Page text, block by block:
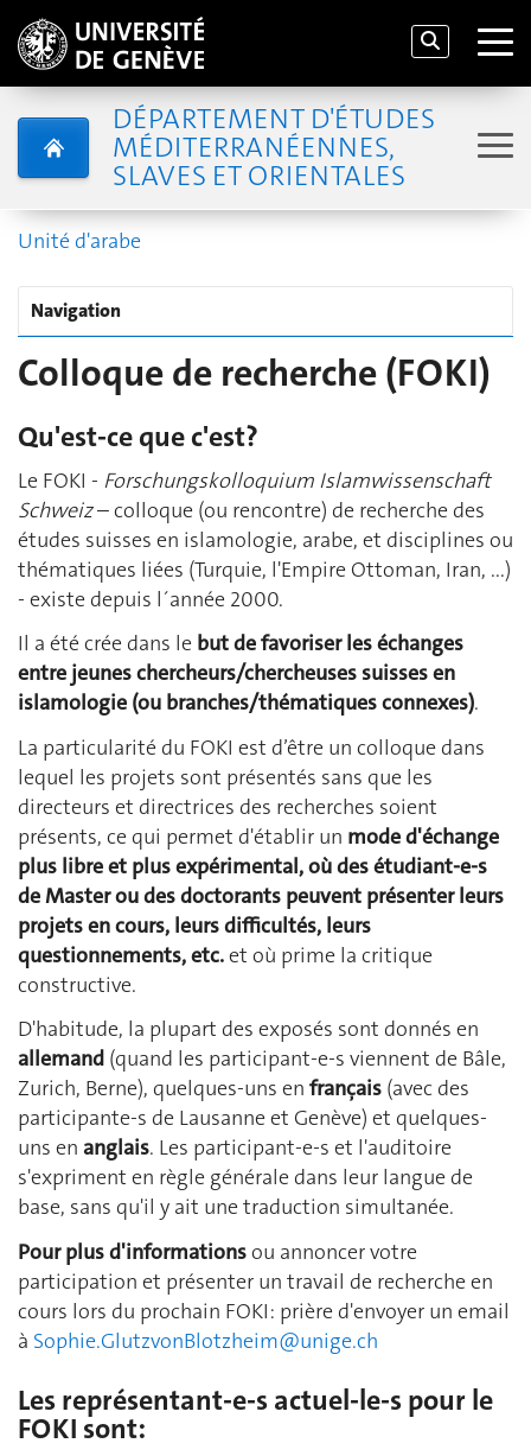
DÉPARTEMENT D'ÉTUDES
MÉDITERRANÉENNES,
SLAVES ET ORIENTALES
Unité d'arabe
Navigation
Colloque de recherche (FOKI)
Qu'est-ce que c'est?
Le FOKI - Forschungskolloquium Islamwissenschaft
Schweiz– colloque (ou rencontre) de recherche des
études suisses en islamologie, arabe, et disciplines ou
thématiques liées (Turquie, l'Empire Ottoman, Iran, ...)
- existe depuis l´année 2000.
Il a été crée dans le but de favoriser les échanges
entre jeunes chercheurs/chercheuses suisses en
islamologie (ou branches/thématiques connexes).
La particularité du FOKI est d’être un colloque dans
lequel les projets sont présentés sans que les
directeurs et directrices des recherches soient
présents, ce qui permet d'établir un mode d'échange
plus libre et plus expérimental, où des étudiant-e-s
de Master ou des doctorants peuvent présenter leurs
projets en cours, leurs difficultés, leurs
questionnements, etc.et où prime la critique
constructive.
D'habitude, la plupart des exposés sont donnés en
allemand (quand les participant-e-s viennent de Bâle,
Zurich, Berne), quelques-uns en français (avec des
participante-s de Lausanne et Genève) et quelques-
uns en anglais. Les participant-e-s et l'auditoire
s'expriment en règle générale dans leur langue de
base, sans qu'il y ait une traduction simultanée.
Pour plus d'informationsou annoncer votre
participation et présenter un travail de recherche en
cours lors du prochain FOKI: prière d'envoyer un email
à Sophie.GlutzvonBlotzheim@unige.ch
Les représentant-e-s actuel-le-s pour le
FOKI sont: